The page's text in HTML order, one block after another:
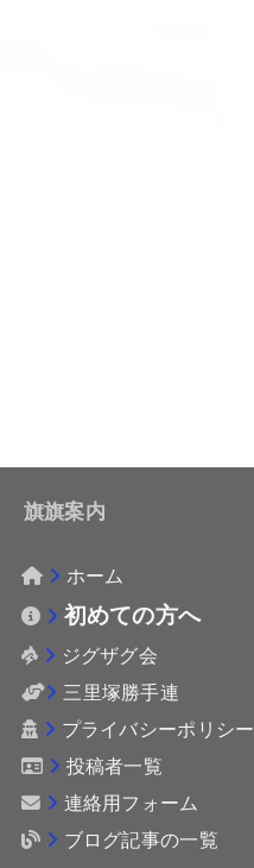
旗旗案内
ホーム
初めての方へ
ジグザグ会
三里塚勝手連
プライバシーポリシー
投稿者一覧
連絡用フォーム
ブログ記事の一覧